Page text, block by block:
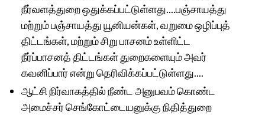
நீர்வளத்துறை ஒதுக்கப்பட்டுள்ளது....பஞ்சாயத்து
மற்றும் பஞ்சாயத்து யூனியன்கள், வறுமை ஒழிப்புத்
திட்டங்கள், மற்றும் சிறு பாசனம் உள்ளிட்ட
நீர்ப்பாசனத் திட்டங்கள் துறைகளையும் அவர்
கவனிப்பார் என்று தெரிவிக்கப்பட்டுள்ளது....
ஆட்சி நிர்வாகத்தில் நீண்ட அனுபவம் கொண்ட
அமைச்சர் செங்கோட்டையனுக்கு நிதித்துறை